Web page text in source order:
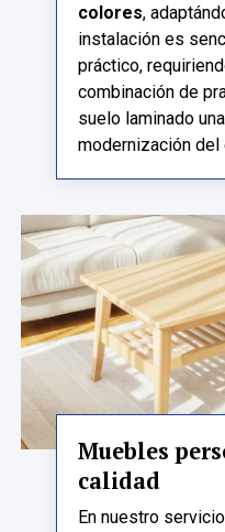
colores,
instalación es
práctico,
combinación de
suelo laminado
modernización del
Muebles
calidad
En nuestro